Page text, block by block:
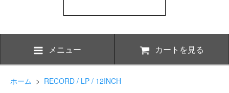
メニュー カートを見る
ホーム > RECORD / LP / 12INCH